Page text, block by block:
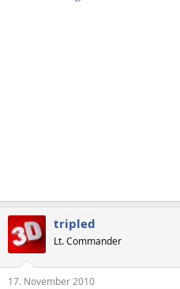
tripled
Lt. Commander
17. November 2010